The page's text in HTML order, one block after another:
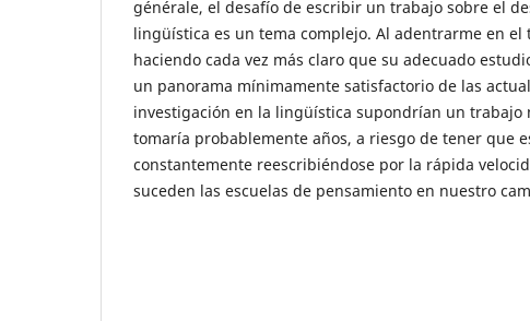
générale, el desafío de escribir un trabajo sobre el
lingüística es un tema complejo. Al adentrarme en el
haciendo cada vez más claro que su adecuado
un panorama mínimamente satisfactorio de las
investigación en la lingüística supondrían un trabajo
tomaría probablemente años, a riesgo de tener que
constantemente reescribiéndose por la rápida
suceden las escuelas de pensamiento en nuestro